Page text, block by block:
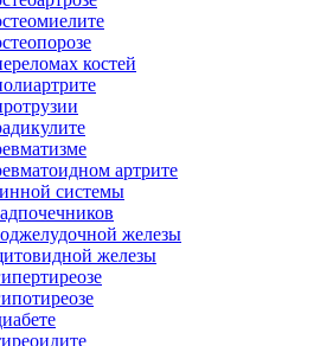
костей
артрите
системы
железы
железы